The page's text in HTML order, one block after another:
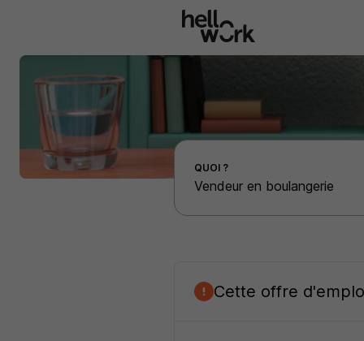
Effectuer une recherche d'emploi par localité
QUOI ?
Cette offre